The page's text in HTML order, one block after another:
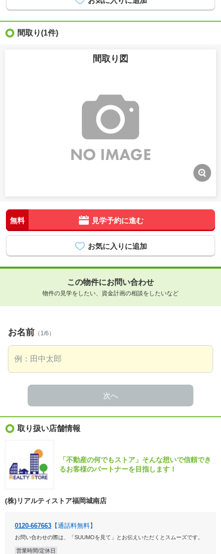
間取り(1件)
間取り図
無料 見学予約に進む
この物件にお問い合わせ
物件の見学をしたい、資金計画の相談をしたいなど
お名前 （1/6）
次へ
取り扱い店舗情報
「不動産の何でもストア」そんな想いで信頼でき
るお客様のパートナーを目指します！
(株)リアルティストア福岡城南店
0120-667663 【通話料無料】
お問い合わせの際は、「SUUMOを見て」とお伝えいただくとスムーズです。
営業時間/定休日